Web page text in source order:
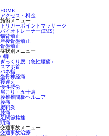
HOME
アクセス・料金
施術メニュー
トリガーポイントマッサージ
バイオトレーナー(EMS)
猫背矯正
産後骨盤矯正
骨盤矯正
症状別メニュー
O脚
ぎっくり腰（急性腰痛）
スマホ首
バネ指
坐骨神経痛
寝違え
慢性疲労
肩こり・五十肩
腰椎椎間板ヘルニア
腰痛
腱鞘炎
膝痛
足関節捻挫
頭痛
交通事故メニュー
交通事故治療